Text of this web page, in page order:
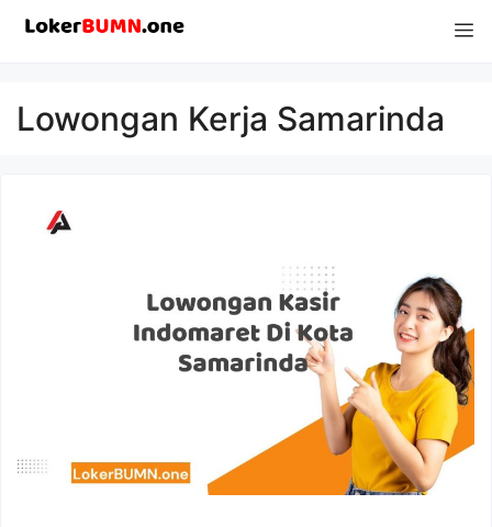
Langsung
Lowongan Kerja Samarinda